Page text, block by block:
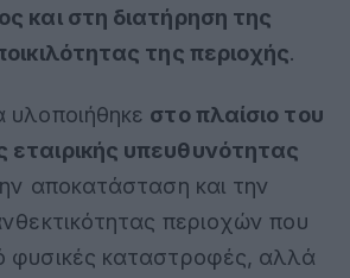
και στη διατήρηση της
της περιοχής.
στο πλαίσιο του
υπευθυνότητας
αποκατάσταση και την
περιοχών που
φυσικές καταστροφές, αλλά